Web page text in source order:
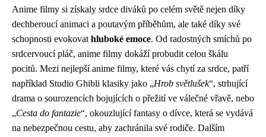
Anime filmy si získaly srdce diváků po celém světě nejen díky
dechberoucí animaci a poutavým příběhům, ale také díky své
schopnosti evokovat hluboké emoce. Od radostných smíchů po
srdcervoucí pláč, anime filmy dokáží probudit celou škálu
pocitů. Mezi nejlepší anime filmy, které vás chytí za srdce, patří
například Studio Ghibli klasiky jako „Hrob světlušek“, strhující
drama o sourozencích bojujících o přežití ve válečné vřavě, nebo
„Cesta do fantazie“, okouzlující fantasy o dívce, která se vydává
na nebezpečnou cestu, aby zachránila své rodiče. Dalším